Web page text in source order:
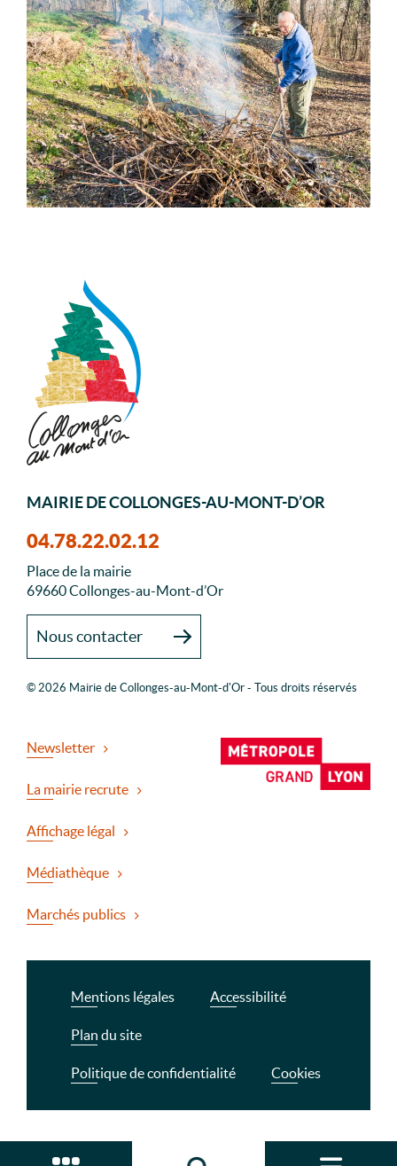
MAIRIE DE COLLONGES-AU-MONT-D’OR
04.78.22.02.12
Place de la mairie
69660 Collonges-au-Mont-d’Or
Nous contacter
© 2026 Mairie de Collonges-au-Mont-d'Or - Tous droits réservés
Newsletter
La mairie recrute
Affichage légal
Médiathèque
Marchés publics
Mentions légales Accessibilité
Plan du site
Politique de confidentialité Cookies